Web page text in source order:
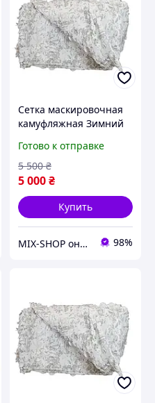
Сетка маскировочная
камуфляжная Зимний
кв.м для авто, техники
и укрытий Militex
Готово к отправке
5 000₴
5 500 ₴
Купить
MIX-SHOP онлайн магазин 98%